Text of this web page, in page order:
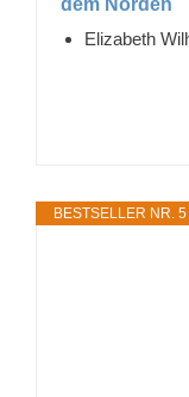
dem Norden
Elizabeth
BESTSELLER NR. 5